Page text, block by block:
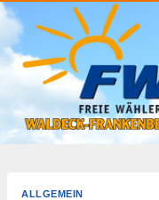
Zum
Inhalt
springen
ALLGEMEIN